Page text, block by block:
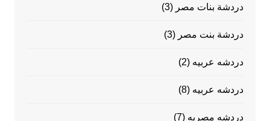
دردشة بنات مصر (3)
دردشة بنت مصر (3)
دردشه عربيه (2)
دردشه عربيه (8)
دردشه مصريه (7)